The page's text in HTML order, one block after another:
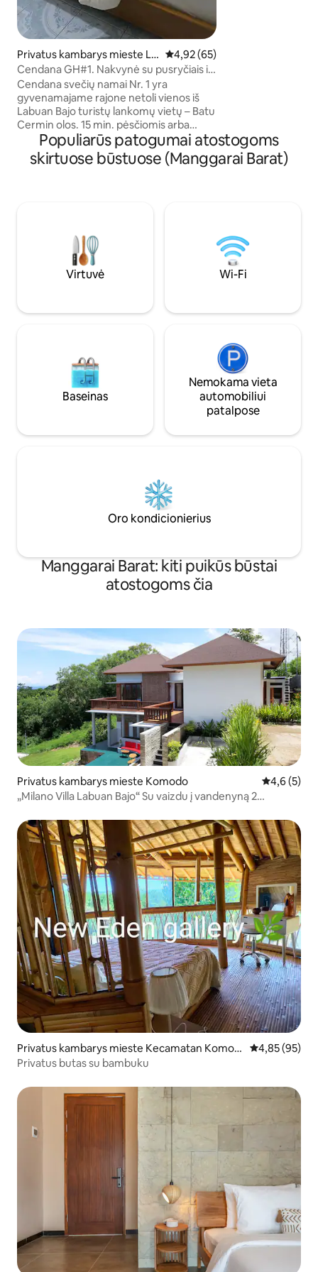
Privatus kambarys mieste La
buan Bajo
Vidutinis įvertinimas: 4,92 iš 5,
4,92 (65)
Cendana GH#1. Nakvynė su pusryčiais ir
žaliu sodu.
Cendana svečių namai Nr. 1 yra
gyvenamajame rajone netoli vienos iš
Labuan Bajo turistų lankomų vietų – Batu
Cermin olos. 15 min. pėsčiomis arba
5 min. automobiliu nuo „Cendana
Guesthouse“ iki ATM centro (netoli
„Denny's Mart Batu Cermin“
centrų zonos („Fresha“, „Central“ ir
„Denny“) ir būtiniausių prekių
parduotuvių („Alfamart“ ir „Indomart“) 15
minučių pėsčiomis arba 5 minutės
Populiarūs patogumai atostogoms
skirtuose būstuose (Manggarai Barat)
Virtuvė Wi-Fi
Baseinas
Nemokama vieta
automobiliui
patalpose
Oro kondicionierius
Manggarai Barat: kiti puikūs būstai
atostogoms čia
Privatus kambarys mieste Komodo Vidutinis
4,6 (5)
„Milano Villa Labuan Bajo“ Su vaizdu į vandenyną 2
Privatus kambarys mieste Kecamatan Komod
o
Vidutinis
4,85 (95)
Privatus butas su bambuku